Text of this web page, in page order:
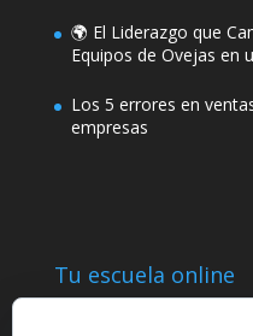
🌍 El Liderazgo que
Equipos de Ovejas en
Los 5 errores en
empresas
Tu escuela online